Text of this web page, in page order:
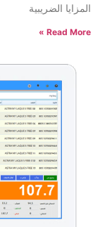
المزايا الضريبية
Read More »